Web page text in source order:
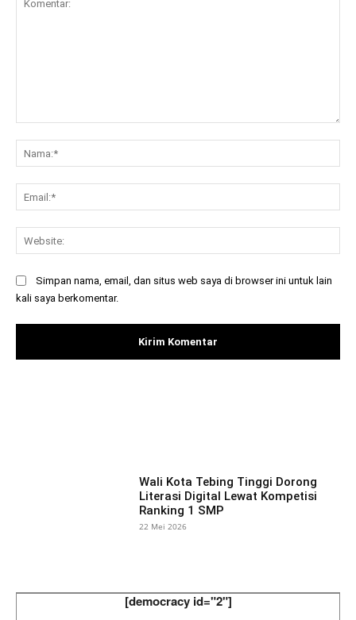
Simpan nama, email, dan situs web saya di browser ini untuk lain
kali saya berkomentar.
Wali Kota Tebing Tinggi Dorong
Literasi Digital Lewat Kompetisi
Ranking 1 SMP
22 Mei 2026
[democracy id="2"]